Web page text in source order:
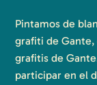
Pintamos de
grafiti de Gante,
grafitis de
participar en el